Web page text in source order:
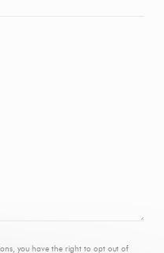
you have the right to opt out of